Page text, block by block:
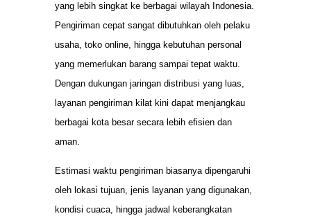
yang lebih singkat ke berbagai wilayah Indonesia.
Pengiriman cepat sangat dibutuhkan oleh pelaku
usaha, toko online, hingga kebutuhan personal
yang memerlukan barang sampai tepat waktu.
Dengan dukungan jaringan distribusi yang luas,
layanan pengiriman kilat kini dapat menjangkau
berbagai kota besar secara lebih efisien dan
aman.
Estimasi waktu pengiriman biasanya dipengaruhi
oleh lokasi tujuan, jenis layanan yang digunakan,
kondisi cuaca, hingga jadwal keberangkatan